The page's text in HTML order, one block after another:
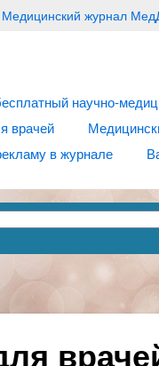
Медицинский журнал
научно-
врачей
в журнале